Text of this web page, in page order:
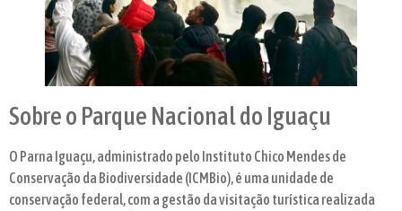
Sobre o Parque Nacional do Iguaçu
O Parna Iguaçu, administrado pelo Instituto Chico Mendes de
Conservação da Biodiversidade (ICMBio), é uma unidade de
conservação federal, com a gestão da visitação turística realizada